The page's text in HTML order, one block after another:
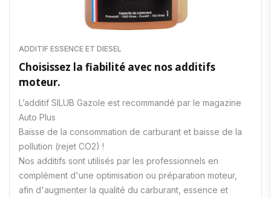
ADDITIF ESSENCE ET DIESEL
Choisissez la fiabilité avec nos additifs
moteur.
L’additif SILUB Gazole est recommandé par le magazine
Auto Plus
Baisse de la consommation de carburant et baisse de la
pollution (rejet CO2) !
Nos additifs sont utilisés par les professionnels en
complément d'une optimisation ou préparation moteur,
afin d'augmenter la qualité du carburant, essence et